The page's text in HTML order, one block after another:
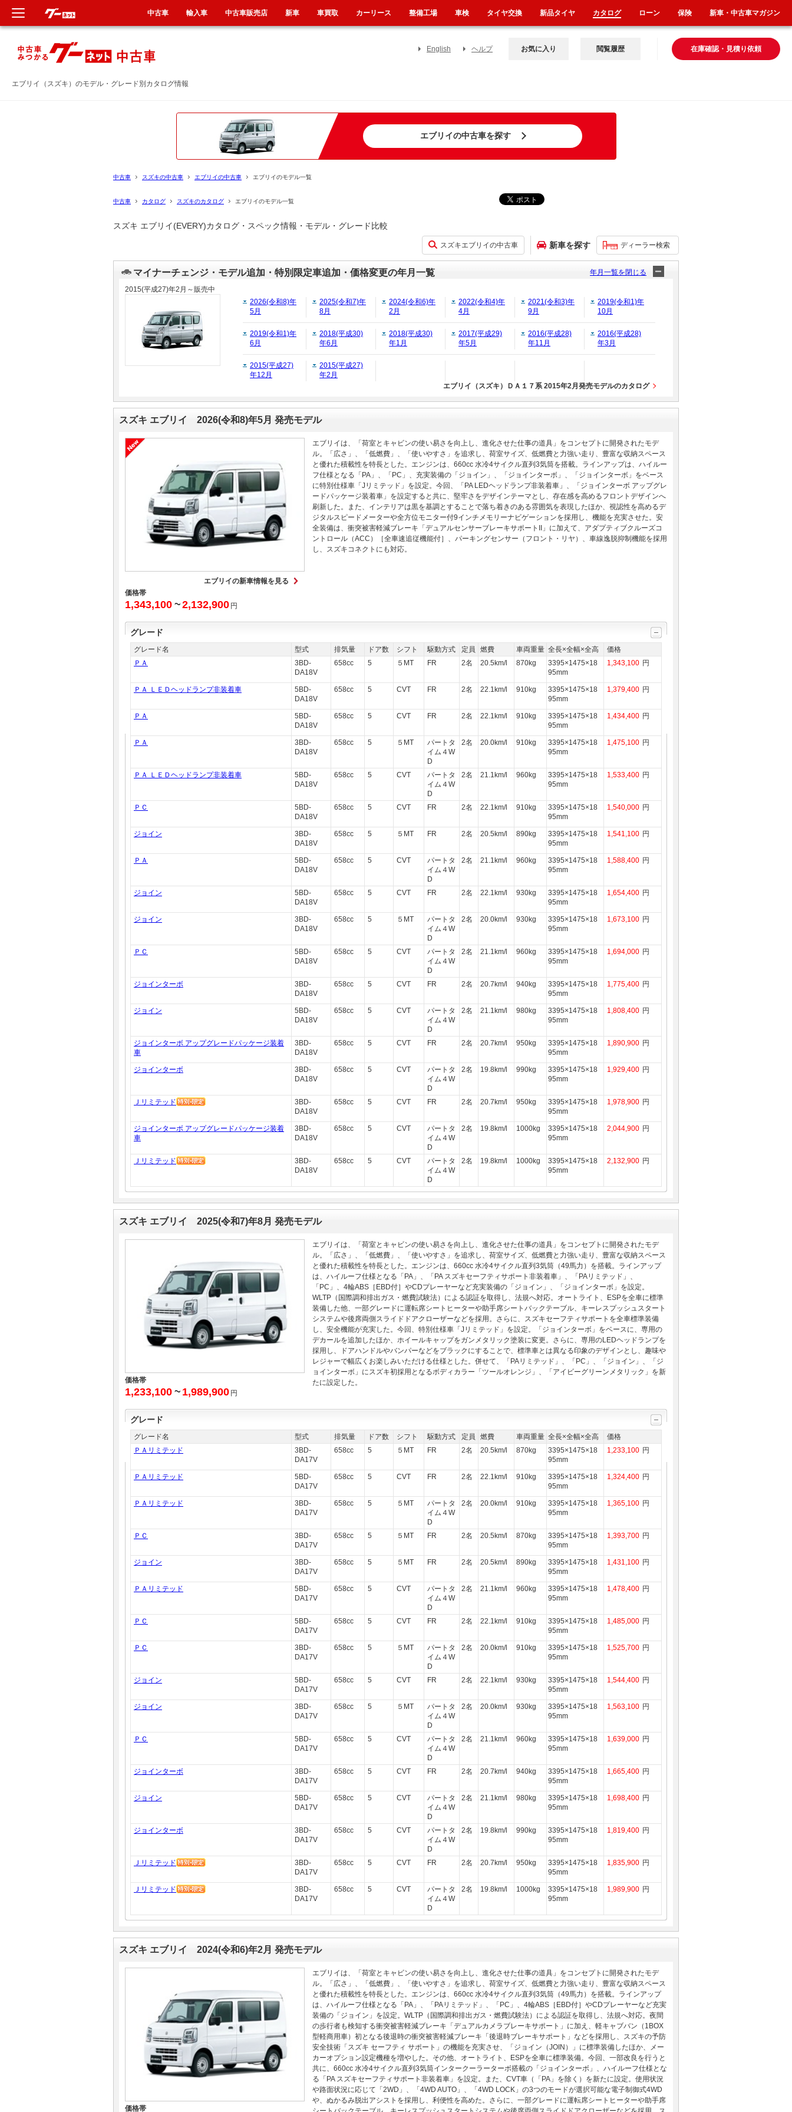
エブリイ（スズキ）のモデル・グレード別カタログ情報
English ヘルプ 在庫確認・見積り依頼
お気に入り 閲覧履歴
エブリイの中古車を探す
中古車 スズキの中古車 エブリイの中古車 エブリイのモデル一覧
中古車 カタログ スズキのカタログ エブリイのモデル一覧
スズキ エブリイ(EVERY)カタログ・スペック情報・モデル・グレード比較
新車を探す ディーラー検索
スズキエブリイの中古車
マイナーチェンジ・モデル追加・特別限定車追加・価格変更の年月一覧 年月一覧を閉じる
2015(平成27)年2月～販売中
2026(令和8)年
5月
2025(令和7)年
8月
2024(令和6)年
2月
2022(令和4)年
4月
2021(令和3)年
9月
2019(令和1)年
10月
2019(令和1)年
6月
2018(平成30)
年6月
2018(平成30)
年1月
2017(平成29)
年5月
2016(平成28)
年11月
2016(平成28)
年3月
2015(平成27)
年12月
2015(平成27)
年2月
エブリイ（スズキ）ＤＡ１７系 2015年2月発売モデルのカタログ
スズキ エブリイ 2026(令和8)年5月 発売モデル
エブリイの新車情報を見る
価格帯
1,343,100 ~2,132,900 円
エブリイは、「荷室とキャビンの使い易さを向上し、進化させた仕事の道具」をコンセプトに開発されたモデ
ル。「広さ」、「低燃費」、「使いやすさ」を追求し、荷室サイズ、低燃費と力強い走り、豊富な収納スペース
と優れた積載性を特長とした。エンジンは、660cc 水冷4サイクル直列3気筒を搭載。ラインアップは、ハイルー
フ仕様となる「PA」、「PC」、充実装備の「ジョイン」、「ジョインターボ」、「ジョインターボ」をベース
に特別仕様車「Jリミテッド」を設定。今回、「PA LEDヘッドランプ非装着車」、「ジョインターボ アップグレ
ードパッケージ装着車」を設定すると共に、堅牢さをデザインテーマとし、存在感を高めるフロントデザインへ
刷新した。また、インテリアは黒を基調とすることで落ち着きのある雰囲気を表現したほか、視認性を高めるデ
ジタルスピードメーターや全方位モニター付9インチメモリーナビゲーションを採用し、機能を充実させた。安
全装備は、衝突被害軽減ブレーキ「デュアルセンサーブレーキサポートII」に加えて、アダプティブクルーズコ
ントロール（ACC）［全車速追従機能付］、パーキングセンサー（フロント・リヤ）、車線逸脱抑制機能を採用
し、スズキコネクトにも対応。
グレード
グレード名 型式 排気量 ドア数 シフト 駆動方式 定員 燃費 車両重量 全長×全幅×全高
価格
ＰＡ
3BD-
DA18V
658cc 5 ５MT FR 2名 20.5km/l 870kg
3395×1475×18
95mm
1,343,100 円
ＰＡ ＬＥＤヘッドランプ非装着車
5BD-
DA18V
658cc 5 CVT FR 2名 22.1km/l 910kg
3395×1475×18
95mm
1,379,400 円
ＰＡ
5BD-
DA18V
658cc 5 CVT FR 2名 22.1km/l 910kg
3395×1475×18
95mm
1,434,400 円
ＰＡ
3BD-
DA18V
658cc 5 ５MT
パートタ
イム４W
D
2名 20.0km/l 910kg
3395×1475×18
95mm
1,475,100 円
ＰＡ ＬＥＤヘッドランプ非装着車
5BD-
DA18V
658cc 5 CVT
パートタ
イム４W
D
2名 21.1km/l 960kg
3395×1475×18
95mm
1,533,400 円
ＰＣ
5BD-
DA18V
658cc 5 CVT FR 2名 22.1km/l 910kg
3395×1475×18
95mm
1,540,000 円
ジョイン
3BD-
DA18V
658cc 5 ５MT FR 2名 20.5km/l 890kg
3395×1475×18
95mm
1,541,100 円
ＰＡ
5BD-
DA18V
658cc 5 CVT
パートタ
イム４W
D
2名 21.1km/l 960kg
3395×1475×18
95mm
1,588,400 円
ジョイン
5BD-
DA18V
658cc 5 CVT FR 2名 22.1km/l 930kg
3395×1475×18
95mm
1,654,400 円
ジョイン
3BD-
DA18V
658cc 5 ５MT
パートタ
イム４W
D
2名 20.0km/l 930kg
3395×1475×18
95mm
1,673,100 円
ＰＣ
5BD-
DA18V
658cc 5 CVT
パートタ
イム４W
D
2名 21.1km/l 960kg
3395×1475×18
95mm
1,694,000 円
ジョインターボ
3BD-
DA18V
658cc 5 CVT FR 2名 20.7km/l 940kg
3395×1475×18
95mm
1,775,400 円
ジョイン
5BD-
DA18V
658cc 5 CVT
パートタ
イム４W
D
2名 21.1km/l 980kg
3395×1475×18
95mm
1,808,400 円
ジョインターボ アップグレードパッケージ装着
車
3BD-
DA18V
658cc 5 CVT FR 2名 20.7km/l 950kg
3395×1475×18
95mm
1,890,900 円
ジョインターボ
3BD-
DA18V
658cc 5 CVT
パートタ
イム４W
D
2名 19.8km/l 990kg
3395×1475×18
95mm
1,929,400 円
Ｊリミテッド
3BD-
DA18V
658cc 5 CVT FR 2名 20.7km/l 950kg
3395×1475×18
95mm
1,978,900 円
ジョインターボ アップグレードパッケージ装着
車
3BD-
DA18V
658cc 5 CVT
パートタ
イム４W
D
2名 19.8km/l 1000kg
3395×1475×18
95mm
2,044,900 円
Ｊリミテッド
3BD-
DA18V
658cc 5 CVT
パートタ
イム４W
D
2名 19.8km/l 1000kg
3395×1475×18
95mm
2,132,900 円
スズキ エブリイ 2025(令和7)年8月 発売モデル
価格帯
1,233,100 ~ 1,989,900 円
エブリイは、「荷室とキャビンの使い易さを向上し、進化させた仕事の道具」をコンセプトに開発されたモデ
ル。「広さ」、「低燃費」、「使いやすさ」を追求し、荷室サイズ、低燃費と力強い走り、豊富な収納スペース
と優れた積載性を特長とした。エンジンは、660cc 水冷4サイクル直列3気筒（49馬力）を搭載。ラインアップ
は、ハイルーフ仕様となる「PA」、「PA スズキセーフティサポート非装着車」、「PAリミテッド」、
「PC」、4輪ABS［EBD付］やCDプレーヤーなど充実装備の「ジョイン」、「ジョインターボ」を設定。
WLTP（国際調和排出ガス・燃費試験法）による認証を取得し、法規へ対応。オートライト、ESPを全車に標準
装備した他、一部グレードに運転席シートヒーターや助手席シートバックテーブル、キーレスプッシュスタート
システムや後席両側スライドドアクローザーなどを採用。さらに、スズキセーフティサポートを全車標準装備
し、安全機能が充実した。今回、特別仕様車「Jリミテッド」を設定。「ジョインターボ」をベースに、専用の
デカールを追加したほか、ホイールキャップをガンメタリック塗装に変更。さらに、専用のLEDヘッドランプを
採用し、ドアハンドルやバンパーなどをブラックにすることで、標準車とは異なる印象のデザインとし、趣味や
レジャーで幅広くお楽しみいただける仕様とした。併せて、「PAリミテッド」、「PC」、「ジョイン」、「ジ
ョインターボ」にスズキ初採用となるボディカラー「ツールオレンジ」、「アイビーグリーンメタリック」を新
たに設定した。
グレード
グレード名 型式 排気量 ドア数 シフト 駆動方式 定員 燃費 車両重量 全長×全幅×全高
価格
ＰＡリミテッド
3BD-
DA17V
658cc 5 ５MT FR 2名 20.5km/l 870kg
3395×1475×18
95mm
1,233,100 円
ＰＡリミテッド
5BD-
DA17V
658cc 5 CVT FR 2名 22.1km/l 910kg
3395×1475×18
95mm
1,324,400 円
ＰＡリミテッド
3BD-
DA17V
658cc 5 ５MT
パートタ
イム４W
D
2名 20.0km/l 910kg
3395×1475×18
95mm
1,365,100 円
ＰＣ
3BD-
DA17V
658cc 5 ５MT FR 2名 20.5km/l 870kg
3395×1475×18
95mm
1,393,700 円
ジョイン
3BD-
DA17V
658cc 5 ５MT FR 2名 20.5km/l 890kg
3395×1475×18
95mm
1,431,100 円
ＰＡリミテッド
5BD-
DA17V
658cc 5 CVT
パートタ
イム４W
D
2名 21.1km/l 960kg
3395×1475×18
95mm
1,478,400 円
ＰＣ
5BD-
DA17V
658cc 5 CVT FR 2名 22.1km/l 910kg
3395×1475×18
95mm
1,485,000 円
ＰＣ
3BD-
DA17V
658cc 5 ５MT
パートタ
イム４W
D
2名 20.0km/l 910kg
3395×1475×18
95mm
1,525,700 円
ジョイン
5BD-
DA17V
658cc 5 CVT FR 2名 22.1km/l 930kg
3395×1475×18
95mm
1,544,400 円
ジョイン
3BD-
DA17V
658cc 5 ５MT
パートタ
イム４W
D
2名 20.0km/l 930kg
3395×1475×18
95mm
1,563,100 円
ＰＣ
5BD-
DA17V
658cc 5 CVT
パートタ
イム４W
D
2名 21.1km/l 960kg
3395×1475×18
95mm
1,639,000 円
ジョインターボ
3BD-
DA17V
658cc 5 CVT FR 2名 20.7km/l 940kg
3395×1475×18
95mm
1,665,400 円
ジョイン
5BD-
DA17V
658cc 5 CVT
パートタ
イム４W
D
2名 21.1km/l 980kg
3395×1475×18
95mm
1,698,400 円
ジョインターボ
3BD-
DA17V
658cc 5 CVT
パートタ
イム４W
D
2名 19.8km/l 990kg
3395×1475×18
95mm
1,819,400 円
Ｊリミテッド
3BD-
DA17V
658cc 5 CVT FR 2名 20.7km/l 950kg
3395×1475×18
95mm
1,835,900 円
Ｊリミテッド
3BD-
DA17V
658cc 5 CVT
パートタ
イム４W
D
2名 19.8km/l 1000kg
3395×1475×18
95mm
1,989,900 円
スズキ エブリイ 2024(令和6)年2月 発売モデル
価格帯
エブリイは、「荷室とキャビンの使い易さを向上し、進化させた仕事の道具」をコンセプトに開発されたモデ
ル。「広さ」、「低燃費」、「使いやすさ」を追求し、荷室サイズ、低燃費と力強い走り、豊富な収納スペース
と優れた積載性を特長とした。エンジンは、660cc 水冷4サイクル直列3気筒（49馬力）を搭載。ラインアップ
は、ハイルーフ仕様となる「PA」、「PAリミテッド」、「PC」、4輪ABS［EBD付］やCDプレーヤーなど充実
装備の「ジョイン」を設定。WLTP（国際調和排出ガス・燃費試験法）による認証を取得し、法規へ対応。夜間
の歩行者も検知する衝突被害軽減ブレーキ「デュアルカメラブレーキサポート」に加え、軽キャブバン（1BOX
型軽商用車）初となる後退時の衝突被害軽減ブレーキ「後退時ブレーキサポート」などを採用し、スズキの予防
安全技術「スズキ セーフティ サポート」の機能を充実させ、「ジョイン（JOIN）」に標準装備したほか、メー
カーオプション設定機種を増やした。その他、オートライト、ESPを全車に標準装備。今回、一部改良を行うと
共に、660cc 水冷4サイクル直列3気筒インタークーラーターボ搭載の「ジョインターボ」、ハイルーフ仕様とな
る「PA スズキセーフティサポート非装着車」を設定。また、CVT車（「PA」を除く）を新たに設定。使用状況
や路面状況に応じて「2WD」、「4WD AUTO」、「4WD LOCK」の3つのモードが選択可能な電子制御式4WD
や、ぬかるみ脱出アシストを採用し、利便性を高めた。さらに、一部グレードに運転席シートヒーターや助手席
新車
中古車
中古車 輸入車 中古車販売店 新車 車買取 カーリース 整備工場 車検 タイヤ交換 新品タイヤ カタログ ローン 保険 新車・中古車マガジン
新車
中古車